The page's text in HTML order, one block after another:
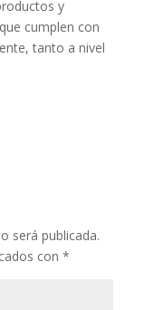
y
cumplen con
tanto a nivel
será publicada.
con *